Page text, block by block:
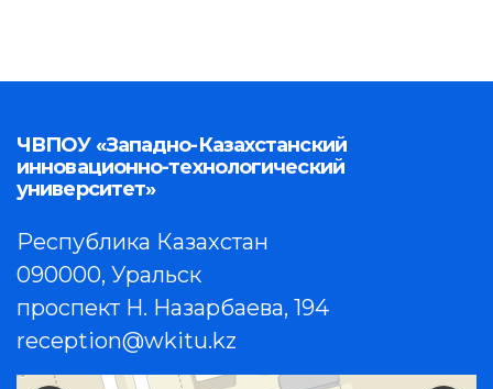
ЧВПОУ «Западно-Казахстанский
инновационно-технологический
университет»
Республика Казахстан
090000, Уральск
проспект Н. Назарбаева, 194
reception@wkitu.kz